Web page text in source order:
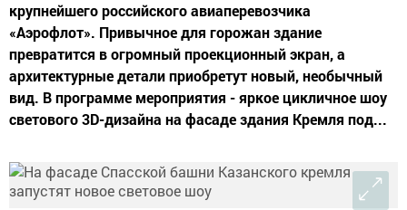
крупнейшего российского авиаперевозчика
«Аэрофлот». Привычное для горожан здание
превратится в огромный проекционный экран, а
архитектурные детали приобретут новый, необычный
вид. В программе мероприятия - яркое цикличное шоу
светового 3D-дизайна на фасаде здания Кремля под...